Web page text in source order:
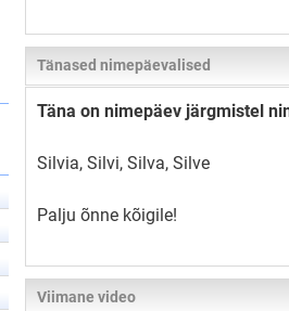
Tänased nimepäevalised
Täna on nimepäev järgmistel
Silvia, Silvi, Silva, Silve
Palju õnne kõigile!
Viimane video